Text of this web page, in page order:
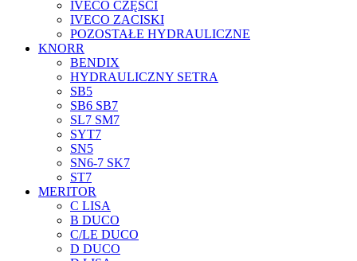
IVECO CZĘŚCI
IVECO ZACISKI
POZOSTAŁE HYDRAULICZNE
KNORR
BENDIX
HYDRAULICZNY SETRA
SB5
SB6 SB7
SL7 SM7
SYT7
SN5
SN6-7 SK7
ST7
MERITOR
C LISA
B DUCO
C/LE DUCO
D DUCO